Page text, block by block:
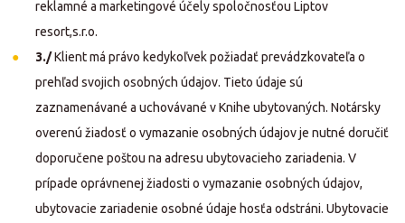
reklamné a marketingové účely spoločnosťou Liptov
resort,s.r.o.
3./Klient má právo kedykoľvek požiadať prevádzkovateľa o
prehľad svojich osobných údajov. Tieto údaje sú
zaznamenávané a uchovávané v Knihe ubytovaných. Notársky
overenú žiadosť o vymazanie osobných údajov je nutné doručiť
doporučene poštou na adresu ubytovacieho zariadenia. V
prípade oprávnenej žiadosti o vymazanie osobných údajov,
ubytovacie zariadenie osobné údaje hosťa odstráni. Ubytovacie